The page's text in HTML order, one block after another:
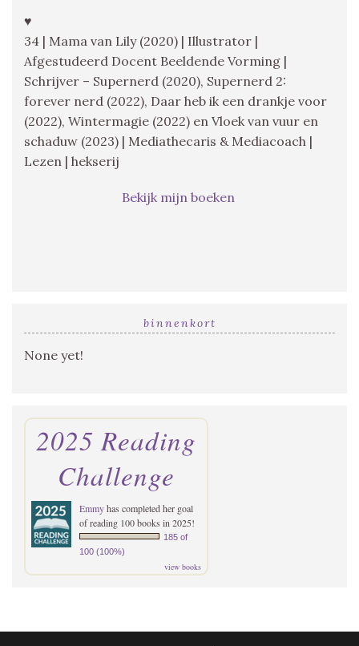
♥
34 | Mama van Lily (2020) | Illustrator |
Afgestudeerd Docent Beeldende Vorming |
Schrijver – Supernerd (2020), Supernerd 2:
forever nerd (2022), Daar heb ik een drankje voor
(2022), Wintermagie (2022) en Vloek van vuur en
schaduw (2023) | Mediathecaris & Mediacoach |
Lezen | hekserij
Bekijk mijn boeken
binnenkort
None yet!
2025 Reading
Challenge
Emmyhas completed her goal
of reading 100 books in 2025!
185 of
100 (100%)
view books